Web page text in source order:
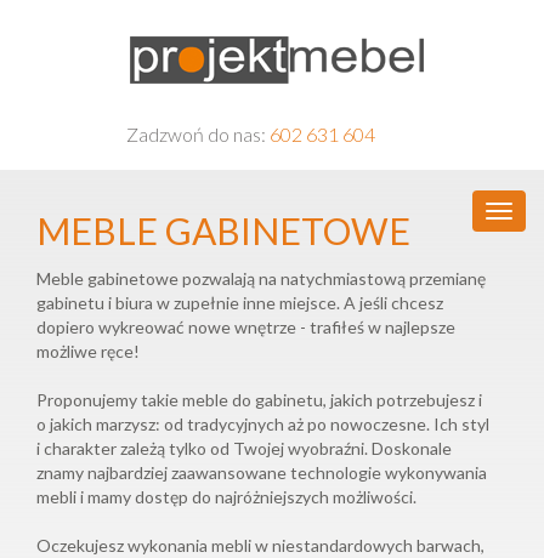
Zadzwoń do nas: 602 631 604
MEBLE GABINETOWE
Meble gabinetowe pozwalają na natychmiastową przemianę
gabinetu i biura w zupełnie inne miejsce. A jeśli chcesz
dopiero wykreować nowe wnętrze - trafiłeś w najlepsze
możliwe ręce!
Proponujemy takie meble do gabinetu, jakich potrzebujesz i
o jakich marzysz: od tradycyjnych aż po nowoczesne. Ich styl
i charakter zależą tylko od Twojej wyobraźni. Doskonale
znamy najbardziej zaawansowane technologie wykonywania
mebli i mamy dostęp do najróżniejszych możliwości.
Oczekujesz wykonania mebli w niestandardowych barwach,